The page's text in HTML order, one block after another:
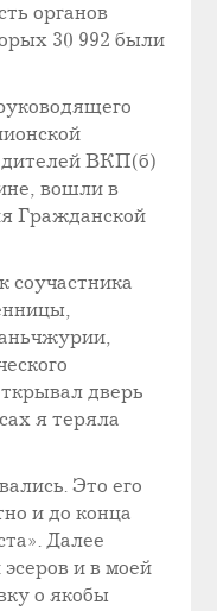
органов
30 992 были
ВКП(б)
вошли в
Гражданской
соучастника
дверь
я теряла
Это его
и до конца
Далее
и в моей
о якобы